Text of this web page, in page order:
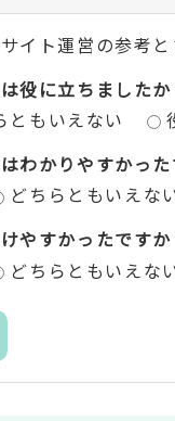
イト運営の参考と
役に立ちましたか
ともいえない
わかりやすかった
どちらともいえな
やすかったですか
どちらともいえな